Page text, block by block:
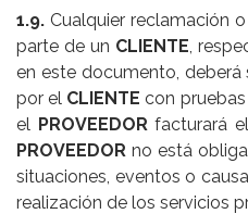
1.9. Cualquier reclamación
parte de un CLIENTE ,
en este documento,
por el CLIENTE con
el PROVEEDOR facturará
PROVEEDOR no está
situaciones, eventos o
realización de los servicios